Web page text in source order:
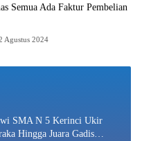
Semua Ada Faktur Pembelian
Agustus 2024
SMA N 5 Kerinci Ukir
Hingga Juara Gadis